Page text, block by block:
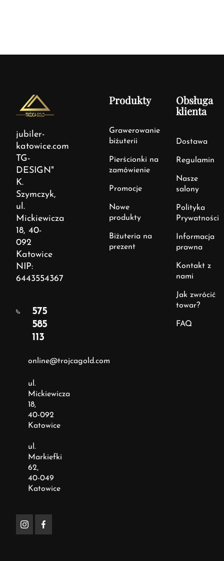
jubiler-
katowice.com
TG-
DESIGN"
K.
Szymczyk,
ul.
Mickiewicza
18, 40-
092
Katowice
NIP:
6443554367
575
585
113
online@trojcagold.com
ul.
Mickiewicza
18,
40-092
Katowice
ul.
Markiefki
62,
40-049
Katowice
Produkty
Grawerowanie
biżuterii
Pierścionki na
zamówienie
Promocje
Nowe
produkty
Biżuteria na
prezent
Obsługa
klienta
Dostawa
Regulamin
Nasze
salony
Polityka
Prywatności
Informacja
prawna
Kontakt z
nami
Jak zwrócić
towar?
FAQ